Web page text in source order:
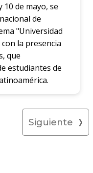
10 de mayo, se
de
"Universidad
la presencia
que
estudiantes de
Siguiente